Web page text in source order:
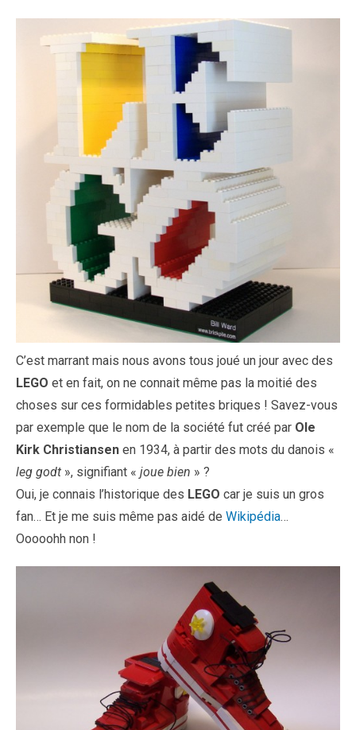
C’est marrant mais nous avons tous joué un jour avec des
LEGO et en fait, on ne connait même pas la moitié des
choses sur ces formidables petites briques ! Savez-vous
par exemple que le nom de la société fut créé par Ole
Kirk Christiansen en 1934, à partir des mots du danois «
leg godt », signifiant « joue bien » ?
Oui, je connais l’historique des LEGO car je suis un gros
fan… Et je me suis même pas aidé de Wikipédia…
Ooooohh non !